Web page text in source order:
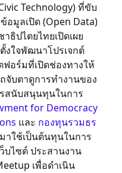
Technology) ที่ขับ
อมูลเปิด (Open Data)
ธิปไตยไทยเปิดเผย
งใจพัฒนาโปรเจกต์
อร์มที่เปิดช่องทางให้
บตาดูการทำงานของ
รสนับสนุนทุนในการ
for Democracy
และ กองทุนรวมธร
าใช้เป็นต้นทุนในการ
ไซต์ ประสานงาน
เพื่อดำเนิน